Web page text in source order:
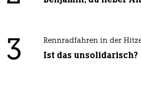
3 Rennradfahren in der
Ist das unsolidarisch?